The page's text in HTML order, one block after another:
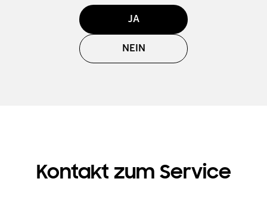
JA
NEIN
Kontakt zum Service